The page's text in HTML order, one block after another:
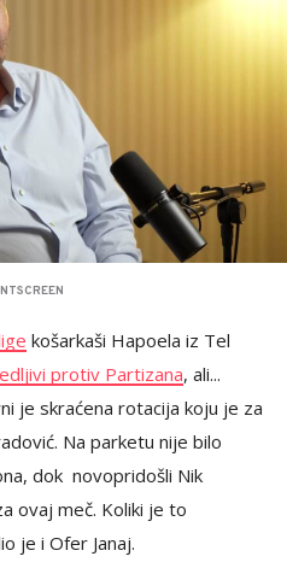
košarkaši Hapoela iz Tel
protiv Partizana, ali...
je skraćena rotacija koju je za
Na parketu nije bilo
dok novopridošli Nik
ovaj meč. Koliki je to
je i Ofer Janaj.